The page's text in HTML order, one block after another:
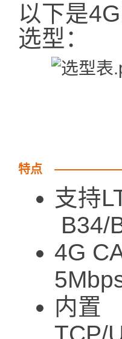
以下是
选型：
特点
支持
B34/
4G
内置